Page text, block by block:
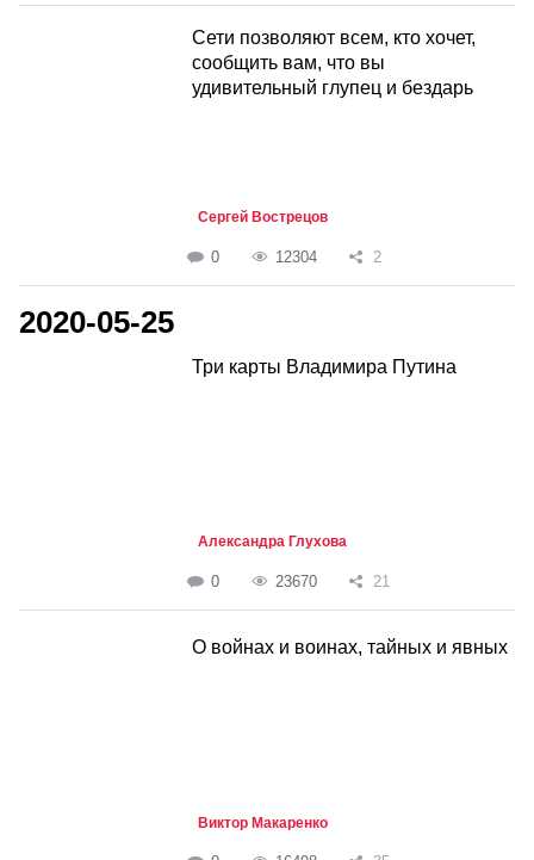
Сети позволяют всем, кто хочет,
сообщить вам, что вы
удивительный глупец и бездарь
Сергей Вострецов
0 12304 2
2020-05-25
Три карты Владимира Путина
Александра Глухова
0 23670 21
О войнах и воинах, тайных и явных
Виктор Макаренко